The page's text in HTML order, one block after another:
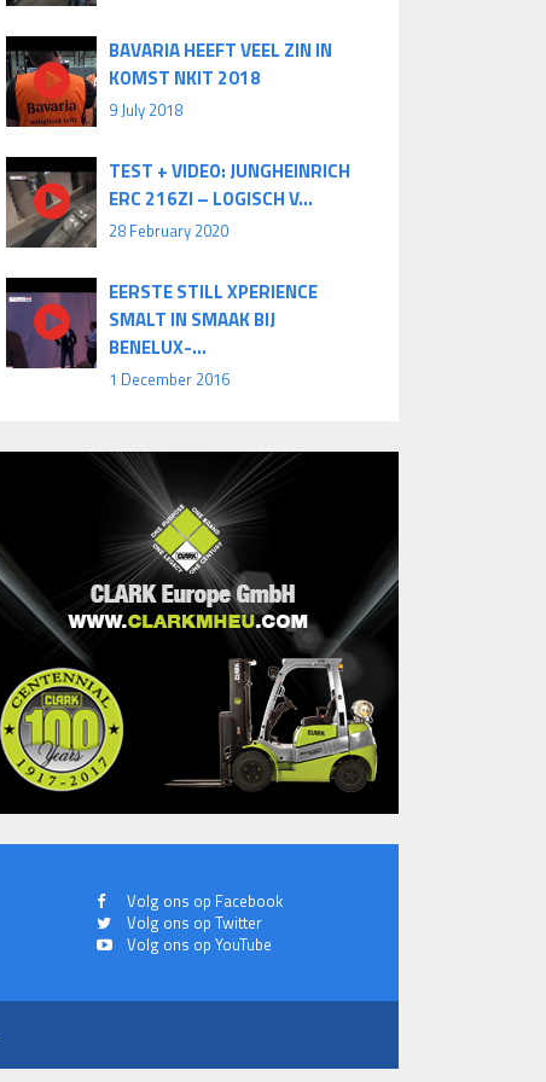
BAVARIA HEEFT VEEL ZIN IN
KOMST NKIT 2018
9 July 2018
TEST + VIDEO: JUNGHEINRICH
ERC 216ZI – LOGISCH V...
28 February 2020
EERSTE STILL XPERIENCE
SMALT IN SMAAK BIJ
BENELUX-...
1 December 2016
Volg ons op Facebook
Volg ons op Twitter
Volg ons op YouTube